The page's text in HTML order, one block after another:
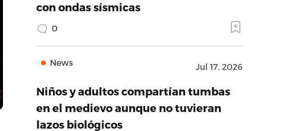
con ondas sísmicas
0
News Jul 17, 2026
Niños y adultos compartían tumbas
en el medievo aunque no tuvieran
lazos biológicos